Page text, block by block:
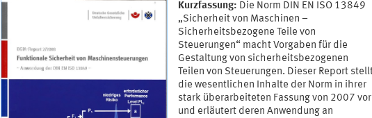
Kurzfassung: Die Norm DIN EN ISO 13849
„Sicherheit von Maschinen –
Sicherheitsbezogene Teile von
Steuerungen“ macht Vorgaben für die
Gestaltung von sicherheitsbezogenen
Teilen von Steuerungen. Dieser Report
die wesentlichen Inhalte der Norm in ihrer
stark überarbeiteten Fassung von 2007 vor
und erläutert deren Anwendung an